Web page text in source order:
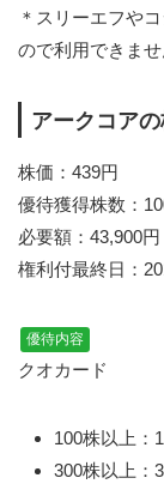
＊スリーエフや
ので利用できませ
アークコア
株価：439円
優待獲得株数：
必要額：43,900円
権利付最終日：
優待内容
クオカード
100株以上：
300株以上：